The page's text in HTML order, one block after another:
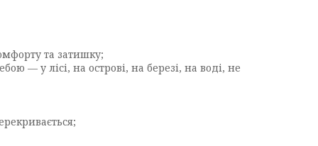
та затишку;
— у лісі, на острові, на березі, на воді, не